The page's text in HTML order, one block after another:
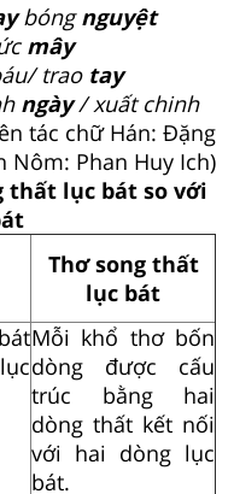
bóngnguyệt
mây
trao tay
ngày/ xuất chinh
tác chữ Hán: Đặng
Nôm: Phan Huy Ich)
thất lục bát so với
Thơ song thất
lục bát
Mỗi khổ thơ bốn
dòng được cấu
trúc bằng hai
dòng thất kết nối
với hai dòng lục
bát.